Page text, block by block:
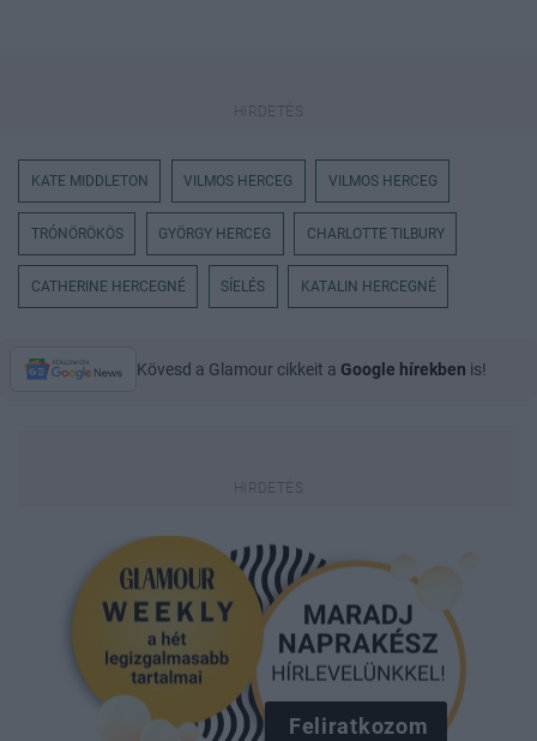
KATE MIDDLETON VILMOS HERCEG VILMOS HERCEG
TRÓNÖRÖKÖS GYÖRGY HERCEG CHARLOTTE TILBURY
CATHERINE HERCEGNÉ SÍELÉS KATALIN HERCEGNÉ
Kövesd a Glamour cikkeit a Google hírekben is!
Feliratkozom